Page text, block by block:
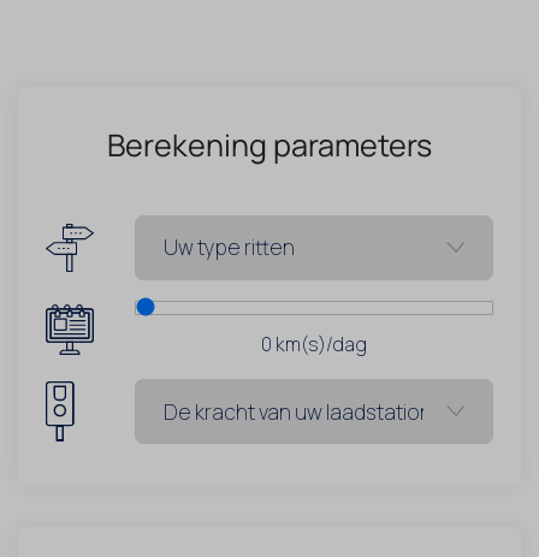
Berekening parameters
0 km(s)/dag